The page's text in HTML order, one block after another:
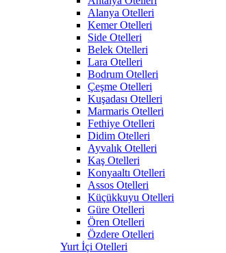
Alanya Otelleri
Kemer Otelleri
Side Otelleri
Belek Otelleri
Lara Otelleri
Bodrum Otelleri
Çeşme Otelleri
Kuşadası Otelleri
Marmaris Otelleri
Fethiye Otelleri
Didim Otelleri
Ayvalık Otelleri
Kaş Otelleri
Konyaaltı Otelleri
Assos Otelleri
Küçükkuyu Otelleri
Güre Otelleri
Ören Otelleri
Özdere Otelleri
Yurt İçi Otelleri